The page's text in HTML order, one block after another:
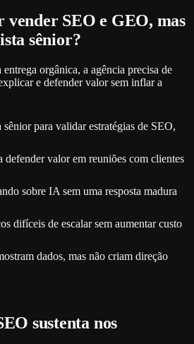
vender SEO e GEO, mas
sênior?
orgânica, a agência precisa de
e defender valor sem inflar a
sênior para validar estratégias de SEO,
defender valor em reuniões com clientes
sobre IA sem uma resposta madura
difíceis de escalar sem aumentar custo
dados, mas não criam direção
sustenta nos